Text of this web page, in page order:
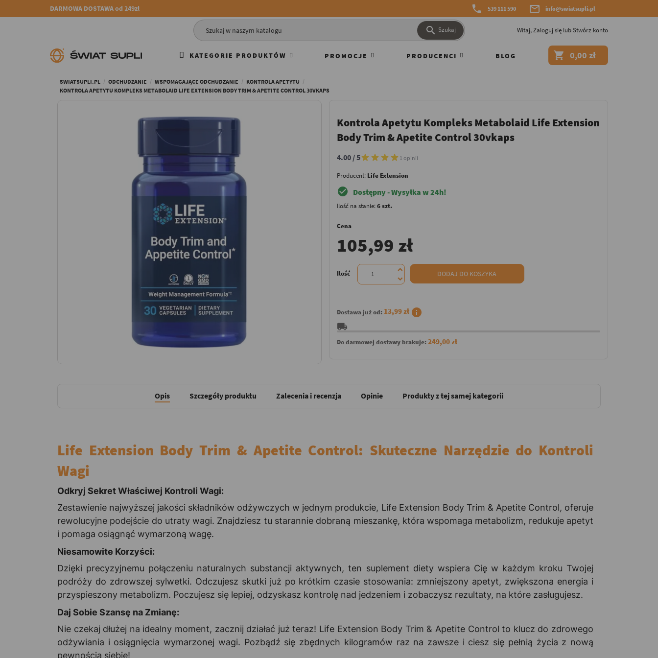
DARMOWA DOSTAWA od 249zł  539 111 590  info@swiatsupli.pl
 Szukaj Witaj,Zaloguj się lubStwórz konto
KATEGORIE PRODUKTÓW PROMOCJE PRODUCENCI BLOG  0,00 zł
SWIATSUPLI.PL ODCHUDZANIE WSPOMAGAJĄCE ODCHUDZANIE
KONTROLA APETYTU
KONTROLA APETYTU KOMPLEKS METABOLAID LIFE EXTENSION BODY TRIM & APETITE CONTROL 30VKAPS
Kontrola Apetytu Kompleks Metabolaid Life Extension
Body Trim & Apetite Control 30vkaps
4.00 / 5 1 opinii
Producent: Life Extension
check_circle Dostępny - Wysyłka w 24h!
Ilość na stanie:6 szt.
Cena
105,99 zł
Ilość DODAJ DO KOSZYKA
Dostawa już od: 13,99 zł info
local_shipping
Do darmowej dostawy brakuje: 249,00 zł
Opis Szczegóły produktu Zalecenia i recenzja Opinie Produkty z tej samej kategorii
Life Extension Body Trim & Apetite Control: Skuteczne Narzędzie do Kontroli
Wagi
Odkryj Sekret Właściwej Kontroli Wagi:
Zestawienie najwyższej jakości składników odżywczych w jednym produkcie, Life Extension Body Trim & Apetite Control, oferuje
rewolucyjne podejście do utraty wagi. Znajdziesz tu starannie dobraną mieszankę, która wspomaga metabolizm, redukuje apetyt
i pomaga osiągnąć wymarzoną wagę.
Niesamowite Korzyści:
Dzięki precyzyjnemu połączeniu naturalnych substancji aktywnych, ten suplement diety wspiera Cię w każdym kroku Twojej
podróży do zdrowszej sylwetki. Odczujesz skutki już po krótkim czasie stosowania: zmniejszony apetyt, zwiększona energia i
przyspieszony metabolizm. Poczujesz się lepiej, odzyskasz kontrolę nad jedzeniem i zobaczysz rezultaty, na które zasługujesz.
Daj Sobie Szansę na Zmianę:
Nie czekaj dłużej na idealny moment, zacznij działać już teraz! Life Extension Body Trim & Apetite Control to klucz do zdrowego
odżywiania i osiągnięcia wymarzonej wagi. Pozbądź się zbędnych kilogramów raz na zawsze i ciesz się pełnią życia z nową
pewnością siebie!